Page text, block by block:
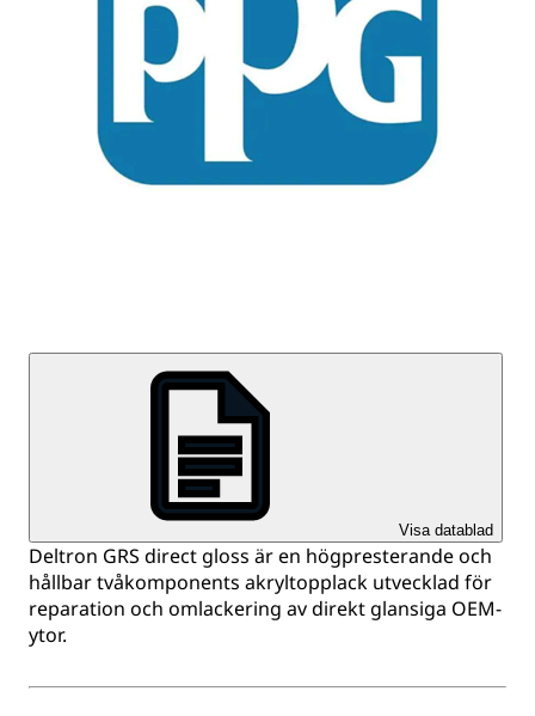
Visa datablad
Deltron GRS direct gloss är en högpresterande och
hållbar tvåkomponents akryltopplack utvecklad för
reparation och omlackering av direkt glansiga OEM-
ytor.